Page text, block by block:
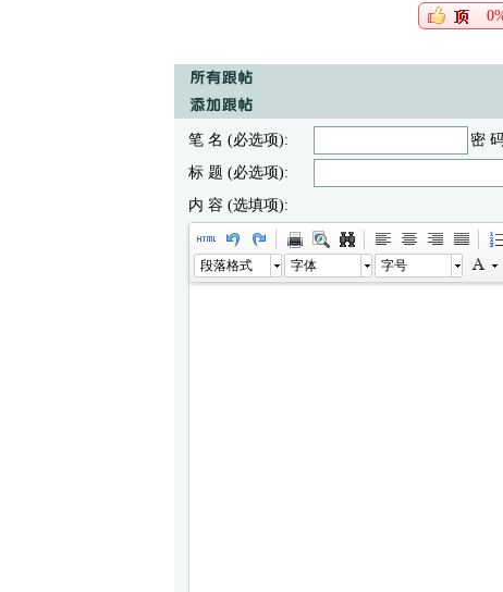
笔 名 (必选项): 密
标 题 (必选项):
内 容 (选填项):
段落格式 字体 字号